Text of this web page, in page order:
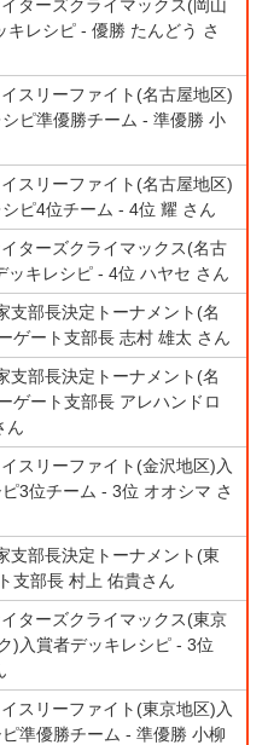
ターズクライマックス(岡山
キレシピ - 優勝 たんどう さ
スリーファイト(名古屋地区)
ピ準優勝チーム - 準優勝 小
スリーファイト(名古屋地区)
ピ4位チーム - 4位 耀 さん
ターズクライマックス(名古
ッキレシピ - 4位 ハヤセ さん
支部長決定トーナメント(名
ゲート支部長 志村 雄太 さん
支部長決定トーナメント(名
ゲート支部長 アレハンドロ
ん
スリーファイト(金沢地区)入
3位チーム - 3位 オオシマ さ
支部長決定トーナメント(東
支部長 村上 佑貴さん
ターズクライマックス(東京
)入賞者デッキレシピ - 3位
スリーファイト(東京地区)入
準優勝チーム - 準優勝 小柳